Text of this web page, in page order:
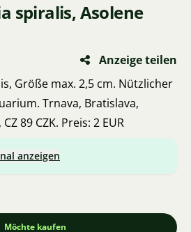
spiralis, Asolene
Anzeige teilen
Größe max. 2,5 cm. Nützlicher
Trnava, Bratislava,
89 CZK. Preis: 2 EUR
anzeigen
Möchte kaufen